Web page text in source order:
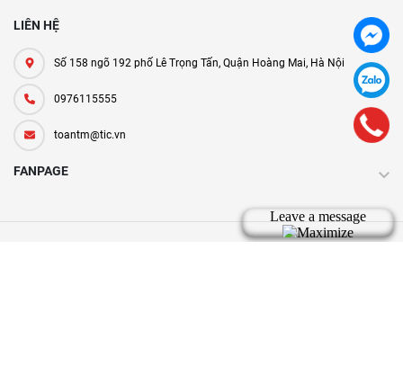
LIÊN HỆ
Số 158 ngõ 192 phố Lê Trọng Tấn, Quận Hoàng Mai, Hà Nội
0976115555
toantm@tic.vn
FANPAGE